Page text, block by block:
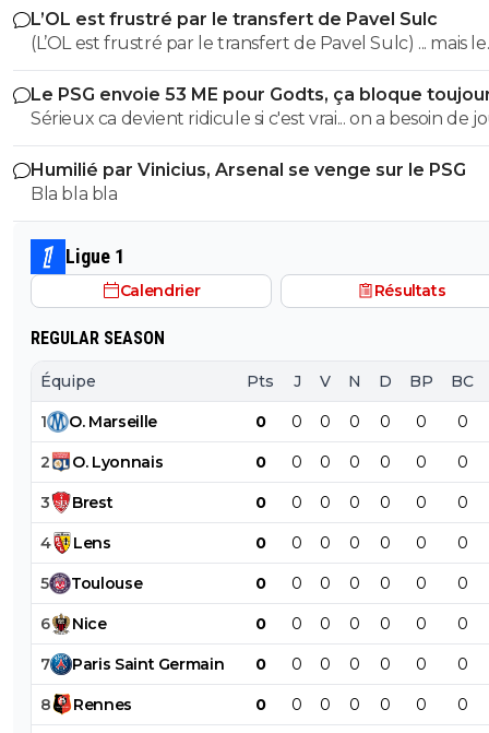
des clubs qui sont beaucoup plus mal lotis qu'eux
du plus fort tout simplement..
L’OL est frustré par le transfert de Pavel Sulc
(L’OL est frustré par le transfert de Pavel Sulc) ... mais le
public aussi commence a être frustré ... la vente de ces
"excellents" joueurs dont fait partie Pavel Sulc ... pour
récupérer quoi ? qui? À un moment donné il faudra
arriver a construire dans le long terme... et avec ,
avec , une équipe régulière ça finira par payer, mais là pour
l'instant, ???
Le PSG envoie 53 ME pour Godts, ça bloque
Sérieux ca devient ridicule si c'est vrai... on a besoin de
pour la supercoupe ! sérieux a 5 ou 7M€ pres, go !!
Humilié par Vinicius, Arsenal se venge sur le PSG
Bla bla bla
Ligue 1
Calendrier Résultats
REGULAR SEASON
Équipe Pts J V N D BP BC
1 O. Marseille 0 0 0 0 0 0 0
2 O. Lyonnais 0 0 0 0 0 0 0
3 Brest 0 0 0 0 0 0 0
4 Lens 0 0 0 0 0 0 0
5 Toulouse 0 0 0 0 0 0 0
6 Nice 0 0 0 0 0 0 0
7 Paris Saint Germain 0 0 0 0 0 0 0
8 Rennes 0 0 0 0 0 0 0